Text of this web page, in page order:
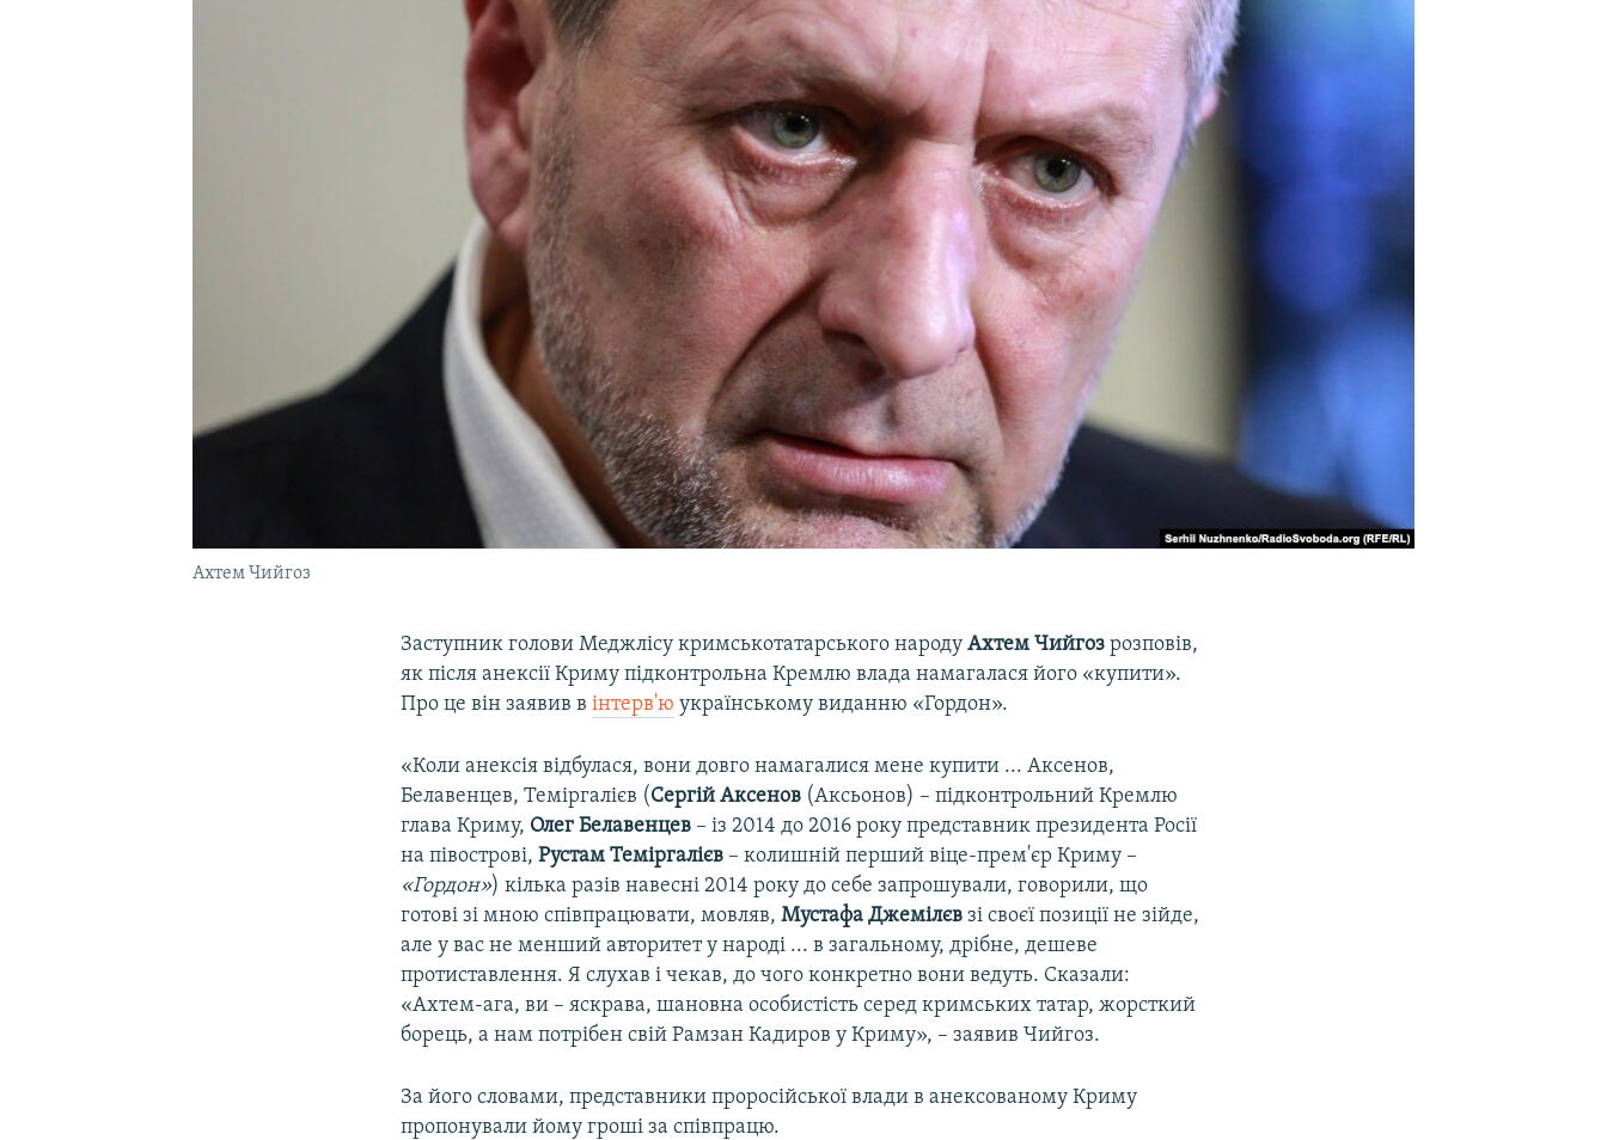
Ахтем Чийгоз
Заступник голови Меджлісу кримськотатарського народуАхтем Чийгозрозповів,
як після анексії Криму підконтрольна Кремлю влада намагалася його «купити».
Про це він заявив вінтерв'ю українському виданню «Гордон».
«Коли анексія відбулася, вони довго намагалися мене купити ... Аксенов,
Белавенцев, Теміргалієв (Сергій Аксенов (Аксьонов) – підконтрольний Кремлю
глава Криму, Олег Белавенцев – із 2014 до 2016 року представник президента Росії
на півострові,Рустам Теміргалієв – колишній перший віце-прем'єр Криму –
«Гордон») кілька разів навесні 2014 року до себе запрошували, говорили, що
готові зі мною співпрацювати, мовляв,Мустафа Джемілєв зі своєї позиції не зійде,
але у вас не менший авторитет у народі ... в загальному, дрібне, дешеве
протиставлення. Я слухав і чекав, до чого конкретно вони ведуть. Сказали:
«Ахтем-ага, ви – яскрава, шановна особистість серед кримських татар, жорсткий
борець, а нам потрібен свій Рамзан Кадиров у Криму», – заявив Чийгоз.
За його словами, представники проросійської влади в анексованому Криму
пропонували йому гроші за співпрацю.